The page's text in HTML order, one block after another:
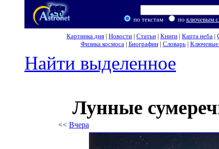
по текстам по ключевым
Картинка дня | Новости | Статьи | Книги | Карта неба |
Физика космоса| Биографии| Словарь| Ключевые
Найти выделенное
Лунные
<< Вчера